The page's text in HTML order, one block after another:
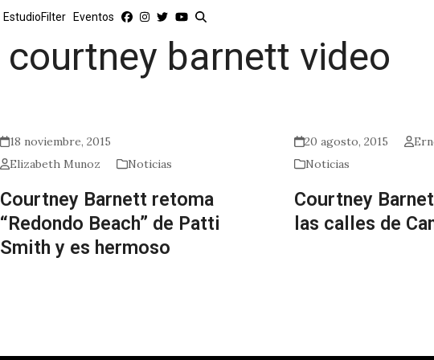
EstudioFilter Eventos
courtney barnett video
18 noviembre, 2015
Elizabeth Munoz
Noticias
Courtney Barnett retoma
“Redondo Beach” de Patti
Smith y es hermoso
20 agosto, 2015
Noticias
Courtney
las calles de